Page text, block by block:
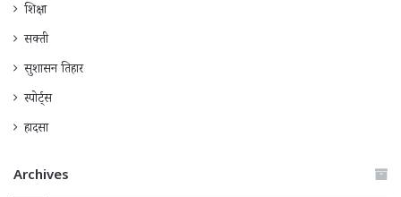
शिक्षा
सक्ती
सुशासन तिहार
स्पोर्ट्स
हादसा
Archives